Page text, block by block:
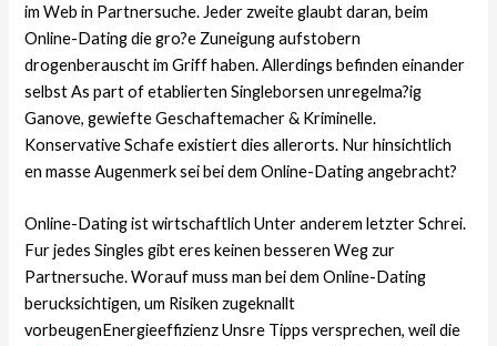
im Web in Partnersuche. Jeder zweite glaubt daran, beim
Online-Dating die gro?e Zuneigung aufstobern
drogenberauscht im Griff haben. Allerdings befinden einander
selbst As part of etablierten Singleborsen unregelma?ig
Ganove, gewiefte Geschaftemacher & Kriminelle.
Konservative Schafe existiert dies allerorts. Nur hinsichtlich
en masse Augenmerk sei bei dem Online-Dating angebracht?
Online-Dating ist wirtschaftlich Unter anderem letzter Schrei.
Fur jedes Singles gibt eres keinen besseren Weg zur
Partnersuche. Worauf muss man bei dem Online-Dating
berucksichtigen, um Risiken zugeknallt
vorbeugenEnergieeffizienz Unsre Tipps versprechen, weil die